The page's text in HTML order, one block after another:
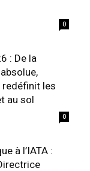
0
: De la
les
au sol
0
à l’IATA :